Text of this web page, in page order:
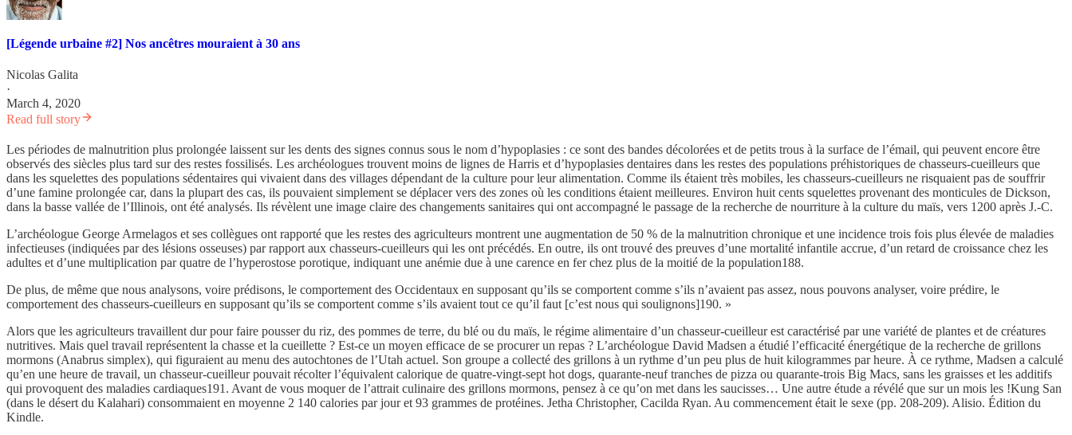
[Légende urbaine #2] Nos ancêtres mouraient à 30 ans
Nicolas Galita
·
March 4, 2020
Read full story
Les périodes de malnutrition plus prolongée laissent sur les dents des signes connus sous le nom d’hypoplasies : ce sont des bandes décolorées et de petits trous à la surface de l’émail, qui peuvent encore être
observés des siècles plus tard sur des restes fossilisés. Les archéologues trouvent moins de lignes de Harris et d’hypoplasies dentaires dans les restes des populations préhistoriques de chasseurs-cueilleurs que
dans les squelettes des populations sédentaires qui vivaient dans des villages dépendant de la culture pour leur alimentation. Comme ils étaient très mobiles, les chasseurs-cueilleurs ne risquaient pas de souffrir
d’une famine prolongée car, dans la plupart des cas, ils pouvaient simplement se déplacer vers des zones où les conditions étaient meilleures. Environ huit cents squelettes provenant des monticules de Dickson,
dans la basse vallée de l’Illinois, ont été analysés. Ils révèlent une image claire des changements sanitaires qui ont accompagné le passage de la recherche de nourriture à la culture du maïs, vers 1200 après J.-C.
L’archéologue George Armelagos et ses collègues ont rapporté que les restes des agriculteurs montrent une augmentation de 50 % de la malnutrition chronique et une incidence trois fois plus élevée de maladies
infectieuses (indiquées par des lésions osseuses) par rapport aux chasseurs-cueilleurs qui les ont précédés. En outre, ils ont trouvé des preuves d’une mortalité infantile accrue, d’un retard de croissance chez les
adultes et d’une multiplication par quatre de l’hyperostose porotique, indiquant une anémie due à une carence en fer chez plus de la moitié de la population188.
De plus, de même que nous analysons, voire prédisons, le comportement des Occidentaux en supposant qu’ils se comportent comme s’ils n’avaient pas assez, nous pouvons analyser, voire prédire, le
comportement des chasseurs-cueilleurs en supposant qu’ils se comportent comme s’ils avaient tout ce qu’il faut [c’est nous qui soulignons]190. »
Alors que les agriculteurs travaillent dur pour faire pousser du riz, des pommes de terre, du blé ou du maïs, le régime alimentaire d’un chasseur-cueilleur est caractérisé par une variété de plantes et de créatures
nutritives. Mais quel travail représentent la chasse et la cueillette ? Est-ce un moyen efficace de se procurer un repas ? L’archéologue David Madsen a étudié l’efficacité énergétique de la recherche de grillons
mormons (Anabrus simplex), qui figuraient au menu des autochtones de l’Utah actuel. Son groupe a collecté des grillons à un rythme d’un peu plus de huit kilogrammes par heure. À ce rythme, Madsen a calculé
qu’en une heure de travail, un chasseur-cueilleur pouvait récolter l’équivalent calorique de quatre-vingt-sept hot dogs, quarante-neuf tranches de pizza ou quarante-trois Big Macs, sans les graisses et les additifs
qui provoquent des maladies cardiaques191. Avant de vous moquer de l’attrait culinaire des grillons mormons, pensez à ce qu’on met dans les saucisses… Une autre étude a révélé que sur un mois les !Kung San
(dans le désert du Kalahari) consommaient en moyenne 2 140 calories par jour et 93 grammes de protéines. Jetha Christopher, Cacilda Ryan. Au commencement était le sexe (pp. 208-209). Alisio. Édition du
Kindle.